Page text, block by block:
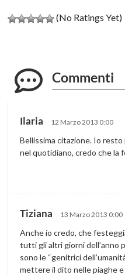
(No Ratings Yet)
Commenti
Ilaria 12 Marzo 2013 0:00
Bellissima citazione. Io
nel quotidiano, credo che la
Tiziana 13 Marzo 2013 0:00
Anche io credo, che
tutti gli altri giorni dell’anno
sono le “genitrici
mettere il dito nelle piaghe